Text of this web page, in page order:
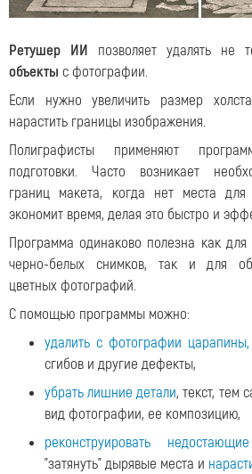
Ретушер ИИ позволяет удалять не
объекты с фотографии.
Если нужно увеличить размер
нарастить границы изображения.
Полиграфисты применяют
подготовки. Часто возникает
границ макета, когда нет места
экономит время, делая это быстро и
Программа одинаково полезна как
черно-белых снимков, так и для
цветных фотографий.
С помощью программы можно:
удалить с фотографии
сгибов и другие дефекты,
убрать лишние детали, текст, тем
вид фотографии, ее композицию,
реконструировать
"затянуть" дырявые места и